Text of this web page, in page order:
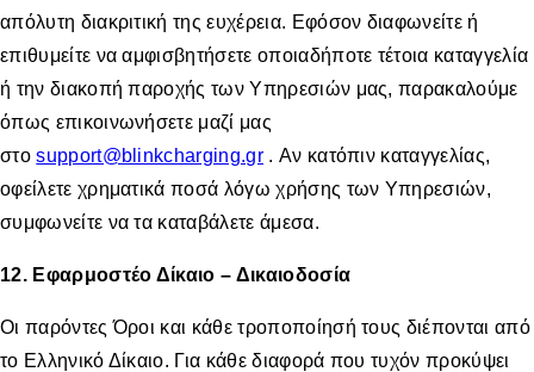
απόλυτη διακριτική της ευχέρεια. Εφόσον διαφωνείτε ή
επιθυμείτε να αμφισβητήσετε οποιαδήποτε τέτοια καταγγελία
ή την διακοπή παροχής των Υπηρεσιών μας, παρακαλούμε
όπως επικοινωνήσετε μαζί μας
στοsupport@blinkcharging.gr. Αν κατόπιν καταγγελίας,
οφείλετε χρηματικά ποσά λόγω χρήσης των Υπηρεσιών,
συμφωνείτε να τα καταβάλετε άμεσα.
12. Εφαρμοστέο Δίκαιο – Δικαιοδοσία
Οι παρόντες Όροι και κάθε τροποποίησή τους διέπονται από
το Ελληνικό Δίκαιο. Για κάθε διαφορά που τυχόν προκύψει